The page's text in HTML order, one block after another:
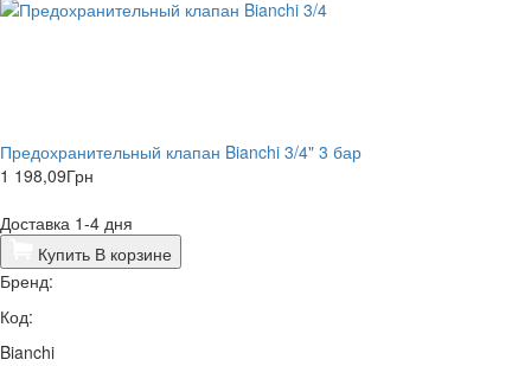
Предохранительный клапан Bianchi 3/4" 3 бар
1 198,09Грн
Доставка 1-4 дня
Купить В корзине
Бренд:
Код:
Bianchi